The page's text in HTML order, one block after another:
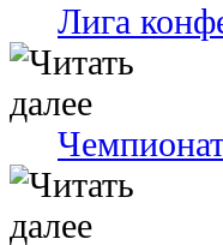
Лига